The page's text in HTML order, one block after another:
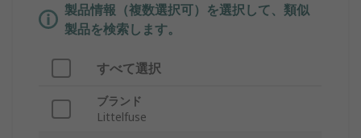
製品情報（複数選択可）を選択して、類似
製品を検索します。
すべて選択
ブランド
Littelfuse